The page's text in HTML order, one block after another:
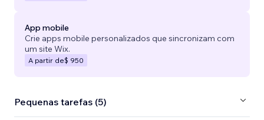
App mobile
Crie apps mobile personalizados que sincronizam com
um site Wix.
A partir de$ 950
Pequenas tarefas (5)